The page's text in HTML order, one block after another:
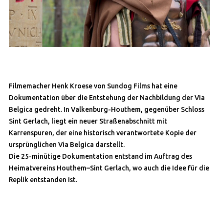
Filmemacher Henk Kroese von Sundog Films hat eine
Dokumentation über die Entstehung der Nachbildung der Via
Belgica gedreht. In Valkenburg-Houthem, gegenüber Schloss
Sint Gerlach, liegt ein neuer Straßenabschnitt mit
Karrenspuren, der eine historisch verantwortete Kopie der
ursprünglichen Via Belgica darstellt.
Die 25-minütige Dokumentation entstand im Auftrag des
Heimatvereins Houthem–Sint Gerlach, wo auch die Idee für die
Replik entstanden ist.